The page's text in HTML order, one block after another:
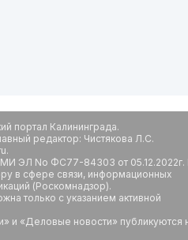
портал Калининграда.
редактор: Чистякова Л.С.
ЭЛ No ФС77-84303 от
в сфере связи, информационных
(Роскомнадзор).
только с указанием активной
и «Деловые новости» публикуются